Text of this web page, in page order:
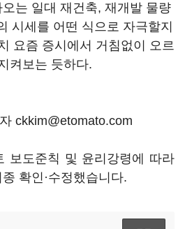
는 일대 재건축, 재개발 물량
시세를 어떤 식으로 자극할지
요즘 증시에서 거침없이 오르
켜보는 듯하다.
ckkim@etomato.com
보도준칙 및 윤리강령에 따라
확인·수정했습니다.